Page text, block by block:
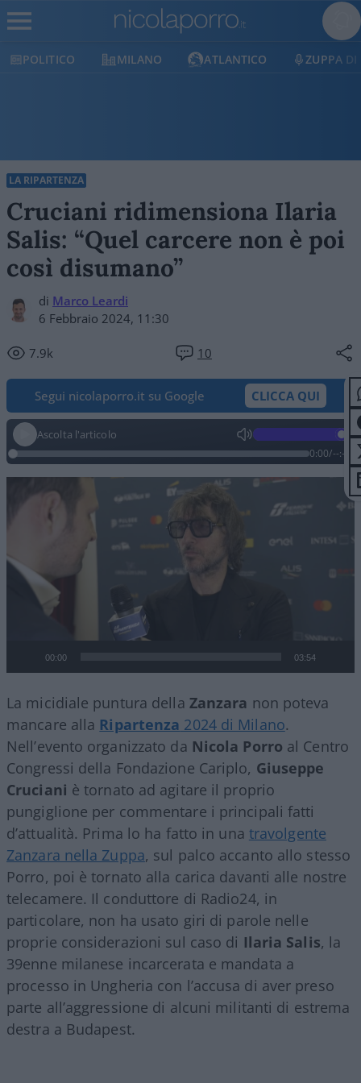
POLITICO MILANO ATLANTICO ZUPPA DI
LA RIPARTENZA
Cruciani ridimensiona Ilaria
Salis: “Quel carcere non è poi
così disumano”
di Marco Leardi
6 Febbraio 2024, 11:30
7.9k 10
Segui nicolaporro.it su Google CLICCA QUI
Ascolta l'articolo
0:00/--:--
Player
00:00 03:54
La micidiale puntura della Zanzara non poteva
mancare alla Ripartenza 2024 di Milano.
Nell’evento organizzato da Nicola Porro al Centro
Congressi della Fondazione Cariplo, Giuseppe
Cruciani è tornato ad agitare il proprio
pungiglione per commentare i principali fatti
d’attualità. Prima lo ha fatto in una travolgente
Zanzara nella Zuppa, sul palco accanto allo stesso
Porro, poi è tornato alla carica davanti alle nostre
telecamere. Il conduttore di Radio24, in
particolare, non ha usato giri di parole nelle
proprie considerazioni sul caso di Ilaria Salis, la
39enne milanese incarcerata e mandata a
processo in Ungheria con l’accusa di aver preso
parte all’aggressione di alcuni militanti di estrema
destra a Budapest.